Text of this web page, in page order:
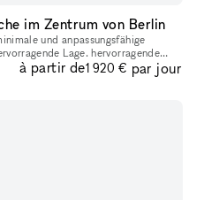
im Zentrum von Berlin
und anpassungsfähige
Lage. hervorragende
sind viele beliebte
à partir de1 920 € par jour